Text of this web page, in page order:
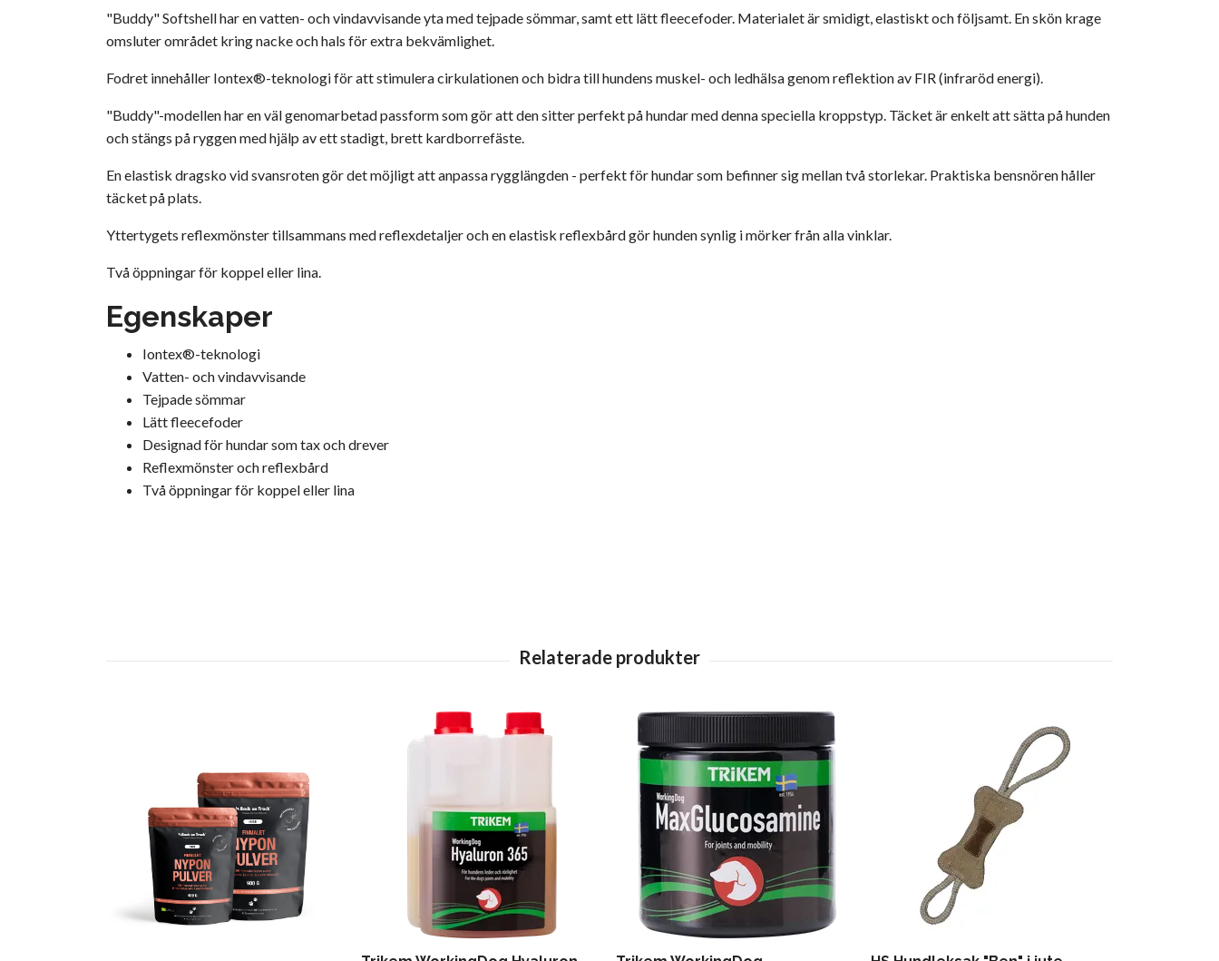
"Buddy" Softshell har en vatten- och vindavvisande yta med tejpade sömmar, samt ett lätt fleecefoder. Materialet är smidigt, elastiskt och följsamt. En skön krage
omsluter området kring nacke och hals för extra bekvämlighet.
Fodret innehåller Iontex®-teknologi för att stimulera cirkulationen och bidra till hundens muskel- och ledhälsa genom reflektion av FIR (infraröd energi).
"Buddy"-modellen har en väl genomarbetad passform som gör att den sitter perfekt på hundar med denna speciella kroppstyp. Täcket är enkelt att sätta på hunden
och stängs på ryggen med hjälp av ett stadigt, brett kardborrefäste.
En elastisk dragsko vid svansroten gör det möjligt att anpassa rygglängden - perfekt för hundar som befinner sig mellan två storlekar. Praktiska bensnören håller
täcket på plats.
Yttertygets reflexmönster tillsammans med reflexdetaljer och en elastisk reflexbård gör hunden synlig i mörker från alla vinklar.
Två öppningar för koppel eller lina.
Egenskaper
Iontex®-teknologi
Vatten- och vindavvisande
Tejpade sömmar
Lätt fleecefoder
Designad för hundar som tax och drever
Reflexmönster och reflexbård
Två öppningar för koppel eller lina